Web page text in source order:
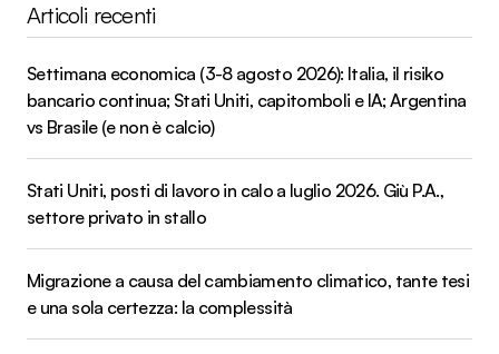
Articoli recenti
Settimana economica (3-8 agosto 2026): Italia, il risiko
bancario continua; Stati Uniti, capitomboli e IA; Argentina
vs Brasile (e non è calcio)
Stati Uniti, posti di lavoro in calo a luglio 2026. Giù P.A.,
settore privato in stallo
Migrazione a causa del cambiamento climatico, tante tesi
e una sola certezza: la complessità